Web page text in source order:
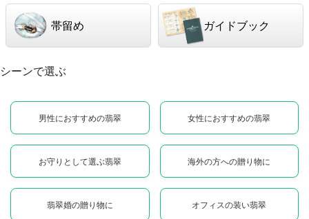
帯留め ガイドブック
シーンで選ぶ
男性におすすめの翡翠 女性におすすめの翡翠
お守りとして選ぶ翡翠 海外の方への贈り物に
翡翠婚の贈り物に オフィスの装い翡翠